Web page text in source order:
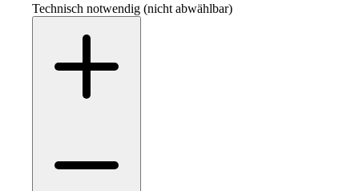
Technisch notwendig (nicht abwählbar)